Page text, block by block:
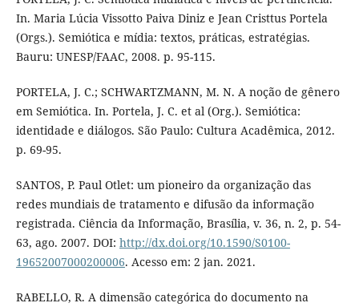
In. Maria Lúcia Vissotto Paiva Diniz e Jean Cristtus Portela
(Orgs.). Semiótica e mídia: textos, práticas, estratégias.
Bauru: UNESP/FAAC, 2008. p. 95-115.
PORTELA, J. C.; SCHWARTZMANN, M. N. A noção de gênero
em Semiótica. In. Portela, J. C. et al (Org.). Semiótica:
identidade e diálogos. São Paulo: Cultura Acadêmica, 2012.
p. 69-95.
SANTOS, P. Paul Otlet: um pioneiro da organização das
redes mundiais de tratamento e difusão da informação
registrada. Ciência da Informação, Brasília, v. 36, n. 2, p. 54-
63, ago. 2007. DOI: http://dx.doi.org/10.1590/S0100-
19652007000200006. Acesso em: 2 jan. 2021.
RABELLO, R. A dimensão categórica do documento na